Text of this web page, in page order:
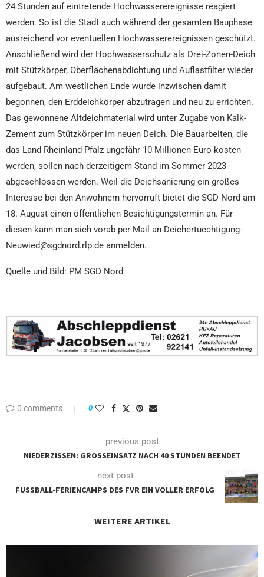
24 Stunden auf eintretende Hochwasserereignisse reagiert
werden. So ist die Stadt auch während der gesamten Bauphase
ausreichend vor eventuellen Hochwasserereignissen geschützt.
Anschließend wird der Hochwasserschutz als Drei-Zonen-Deich
mit Stützkörper, Oberflächenabdichtung und Auflastfilter wieder
aufgebaut. Am westlichen Ende wurde inzwischen damit
begonnen, den Erddeichkörper abzutragen und neu zu errichten.
Das gewonnene Altdeichmaterial wird unter Zugabe von Kalk-
Zement zum Stützkörper im neuen Deich. Die Bauarbeiten, die
das Land Rheinland-Pfalz ungefähr 10 Millionen Euro kosten
werden, sollen nach derzeitigem Stand im Sommer 2023
abgeschlossen werden. Weil die Deichsanierung ein großes
Interesse bei den Anwohnern hervorruft bietet die SGD-Nord am
18. August einen öffentlichen Besichtigungstermin an. Für
diesen kann man sich vorab per Mail an Deichertuechtigung-
Neuwied@sgdnord.rlp.de anmelden.
Quelle und Bild: PM SGD Nord
0 comments 0
previous post
NIEDERZISSEN: GROSSEINSATZ NACH 40 STUNDEN BEENDET
next post
FUSSBALL-FERIENCAMPS DES FVR EIN VOLLER ERFOLG
WEITERE ARTIKEL